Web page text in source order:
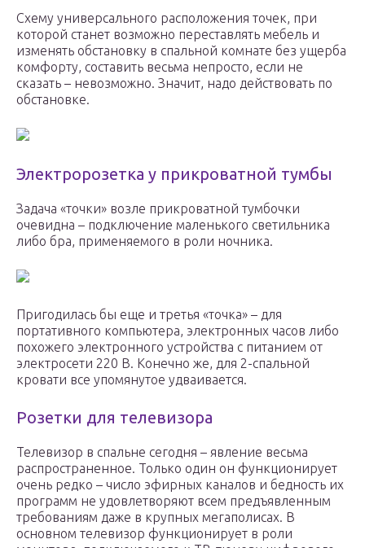
Схему универсального расположения точек, при
которой станет возможно переставлять мебель и
изменять обстановку в спальной комнате без ущерба
комфорту, составить весьма непросто, если не
сказать – невозможно. Значит, надо действовать по
обстановке.
Электророзетка у прикроватной тумбы
Задача «точки» возле прикроватной тумбочки
очевидна – подключение маленького светильника
либо бра, применяемого в роли ночника.
Пригодилась бы еще и третья «точка» – для
портативного компьютера, электронных часов либо
похожего электронного устройства с питанием от
электросети 220 В. Конечно же, для 2-спальной
кровати все упомянутое удваивается.
Розетки для телевизора
Телевизор в спальне сегодня – явление весьма
распространенное. Только один он функционирует
очень редко – число эфирных каналов и бедность их
программ не удовлетворяют всем предъявленным
требованиям даже в крупных мегаполисах. В
основном телевизор функционирует в роли